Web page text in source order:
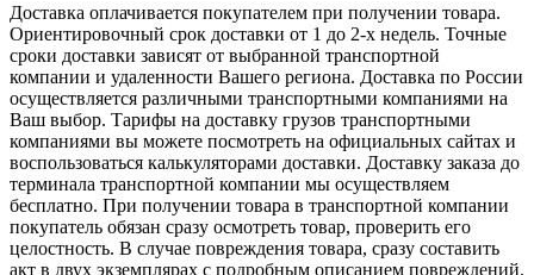
Доставка оплачивается покупателем при получении товара.
Ориентировочный срок доставки от 1 до 2-х недель. Точные
сроки доставки зависят от выбранной транспортной
компании и удаленности Вашего региона. Доставка по России
осуществляется различными транспортными компаниями на
Ваш выбор. Тарифы на доставку грузов транспортными
компаниями вы можете посмотреть на официальных сайтах и
воспользоваться калькуляторами доставки. Доставку заказа до
терминала транспортной компании мы осуществляем
бесплатно. При получении товара в транспортной компании
покупатель обязан сразу осмотреть товар, проверить его
целостность. В случае повреждения товара, сразу составить
акт в двух экземплярах с подробным описанием повреждений,